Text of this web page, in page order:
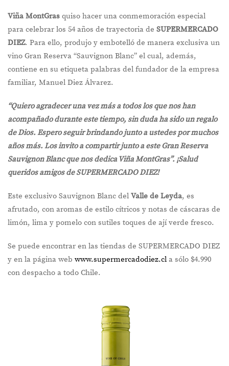
Viña MontGras quiso hacer una conmemoración especial
para celebrar los 54 años de trayectoria de SUPERMERCADO
DIEZ. Para ello, produjo y embotelló de manera exclusiva un
vino Gran Reserva “Sauvignon Blanc” el cual, además,
contiene en su etiqueta palabras del fundador de la empresa
familiar, Manuel Diez Álvarez.
“Quiero agradecer una vez más a todos los que nos han
acompañado durante este tiempo, sin duda ha sido un regalo
de Dios. Espero seguir brindando junto a ustedes por muchos
años más. Los invito a compartir junto a este Gran Reserva
Sauvignon Blanc que nos dedica Viña MontGras”. ¡Salud
queridos amigos de SUPERMERCADO DIEZ!
Este exclusivo Sauvignon Blanc del Valle de Leyda, es
afrutado, con aromas de estilo cítricos y notas de cáscaras de
limón, lima y pomelo con sutiles toques de ají verde fresco.
Se puede encontrar en las tiendas de SUPERMERCADO DIEZ
y en la página web www.supermercadodiez.cl a sólo $4.990
con despacho a todo Chile.